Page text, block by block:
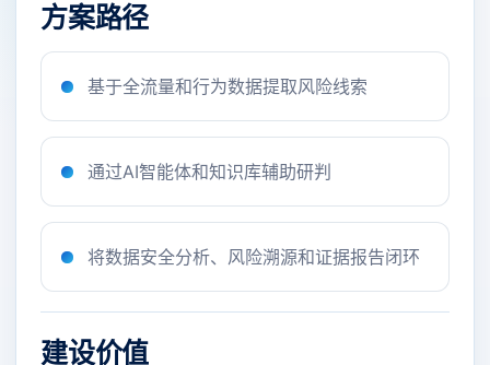
方案路径
基于全流量和行为数据提取风险线索
通过AI智能体和知识库辅助研判
将数据安全分析、风险溯源和证据报告闭环
建设价值